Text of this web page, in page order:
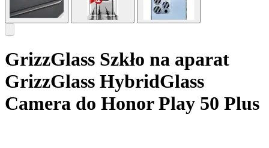
GrizzGlass Szkło na aparat
GrizzGlass HybridGlass
Camera do Honor Play 50 Plus